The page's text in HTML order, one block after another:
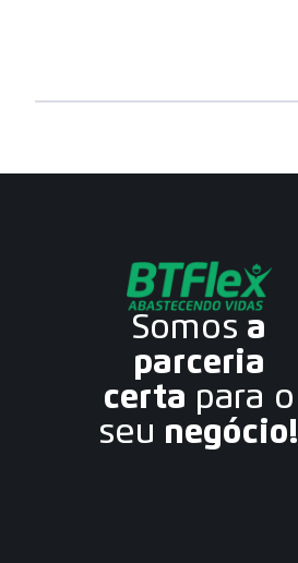
Somos a
parceria
certa para o
seu negócio!